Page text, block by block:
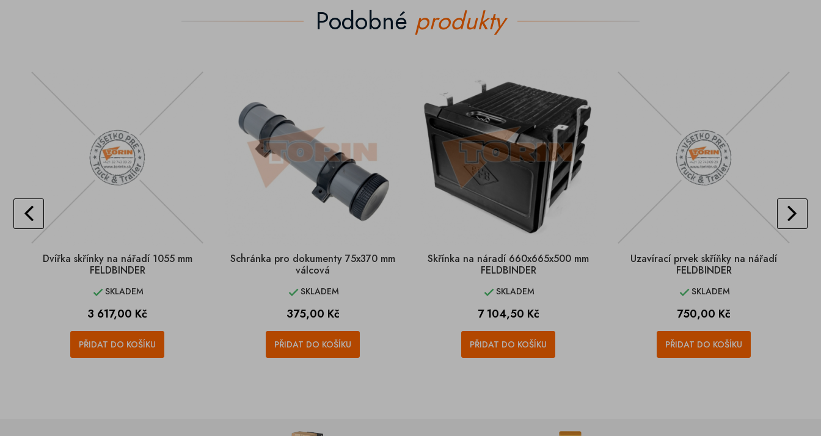
Podobné produkty
Dvířka skřínky na nářadí 1055 mm
FELDBINDER
SKLADEM
Cena
3 617,00 Kč
PŘIDAT DO KOŠÍKU
Schránka pro dokumenty 75x370 mm
válcová
SKLADEM
Cena
375,00 Kč
PŘIDAT DO KOŠÍKU
Skřínka na náradí 660x665x500 mm
FELDBINDER
SKLADEM
Cena
7 104,50 Kč
PŘIDAT DO KOŠÍKU
Uzavírací prvek skříňky na nářadí
FELDBINDER
SKLADEM
Cena
750,00 Kč
PŘIDAT DO KOŠÍKU